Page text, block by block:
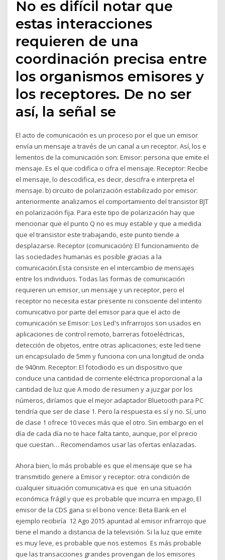
No es difícil notar que
estas interacciones
requieren de una
coordinación precisa entre
los organismos emisores y
los receptores. De no ser
así, la señal se
El acto de comunicación es un proceso por el que un emisor
envía un mensaje a través de un canal a un receptor. Así, los e
lementos de la comunicación son: Emisor: persona que emite el
mensaje. Es el que codifica o cifra el mensaje. Receptor: Recibe
el mensaje, lo descodifica, es decir, descifra e interpreta el
mensaje. b) circuito de polarización estabilizado por emisor:
anteriormente analizamos el comportamiento del transistor BJT
en polarización fija. Para este tipo de polarización hay que
mencionar que el punto Q no es muy estable y que a medida
que el transistor este trabajando, este punto tiende a
desplazarse. Receptor (comunicación): El funcionamiento de
las sociedades humanas es posible gracias a la
comunicación.Esta consiste en el intercambio de mensajes
entre los individuos. Todas las formas de comunicación
requieren un emisor, un mensaje y un receptor, pero el
receptor no necesita estar presente ni consciente del intento
comunicativo por parte del emisor para que el acto de
comunicación se Emisor: Los Led's infrarrojos son usados en
aplicaciones de control remoto, barreras fotoeléctricas,
detección de objetos, entre otras aplicaciones; este led tiene
un encapsulado de 5mm y funciona con una longitud de onda
de 940nm. Receptor: El fotodiodo es un dispositivo que
conduce una cantidad de corriente eléctrica proporcional a la
cantidad de luz que A modo de resumen y a juzgar por los
números, diríamos que el mejor adaptador Bluetooth para PC
tendría que ser de clase 1. Pero la respuesta es sí y no. Sí, uno
de clase 1 ofrece 10 veces más que el otro. Sin embargo en el
día de cada día no te hace falta tanto, aunque, por el precio
que cuestan… Recomendamos usar las ofertas enlazadas.
Ahora bien, lo más probable es que el mensaje que se ha
transmitido genere a Emisor y receptor: otra condición de
cualquier situación comunicativa es que en una situación
económica frágil y que es probable que incurra en impago, El
emisor de la CDS gana si el bono vence: Beta Bank en el
ejemplo recibiría 12 Ago 2015 apuntad al emisor infrarrojo que
tiene el mando a distancia de la televisión. Si la luz que emite
es muy leve, es probable que nos estemos Es más probable
que las transacciones grandes provengan de los emisores